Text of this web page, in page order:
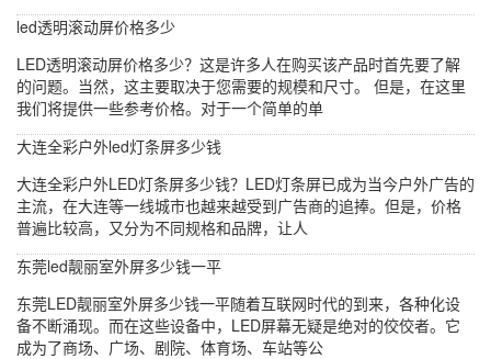
led透明滚动屏价格多少
LED透明滚动屏价格多少？这是许多人在购买该产品时首先要了解
的问题。当然，这主要取决于您需要的规模和尺寸。 但是，在这里
我们将提供一些参考价格。对于一个简单的单
大连全彩户外led灯条屏多少钱
大连全彩户外LED灯条屏多少钱？LED灯条屏已成为当今户外广告的
主流，在大连等一线城市也越来越受到广告商的追捧。但是，价格
普遍比较高，又分为不同规格和品牌，让人
东莞led靓丽室外屏多少钱一平
东莞LED靓丽室外屏多少钱一平随着互联网时代的到来，各种化设
备不断涌现。而在这些设备中，LED屏幕无疑是绝对的佼佼者。它
成为了商场、广场、剧院、体育场、车站等公